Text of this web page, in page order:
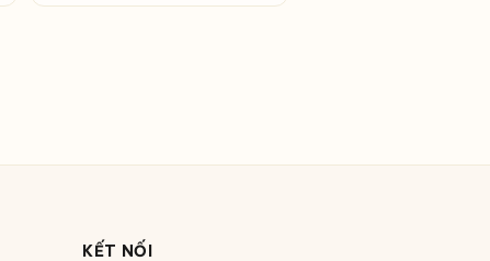
Complementary, Triadic… + 10
KẾT NỐI